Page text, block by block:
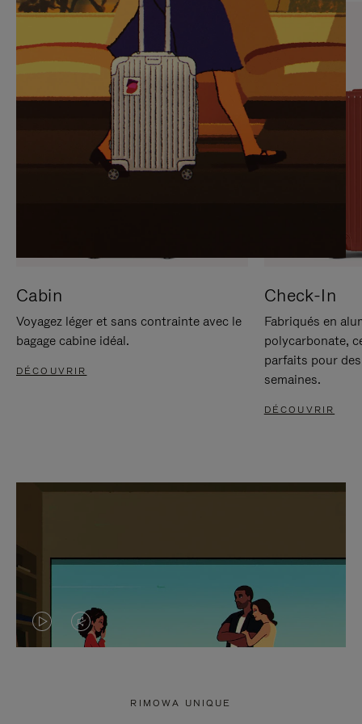
SUR
POUR
METTRE
PAUSE
VEUILLEZ
CLIQUER
POUR
RÉACTIVER
LE
SON
Cabin
Voyagez léger et sans contrainte avec le
bagage cabine idéal.
DÉCOUVRIR
Check-In
Fabriqués en
polycarbonate,
parfaits pour
semaines.
DÉCOUVRIR
LA LE
RIMOWA UNIQUE